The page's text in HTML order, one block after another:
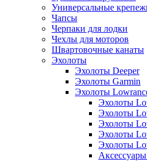
Универсальные
Чапсы
Черпаки для лодки
Чехлы для моторов
Швартовочные канаты
Эхолоты
Эхолоты Deeper
Эхолоты Garmin
Эхолоты
Эхолоты
Эхолоты
Эхолоты
Эхолоты
Эхолоты